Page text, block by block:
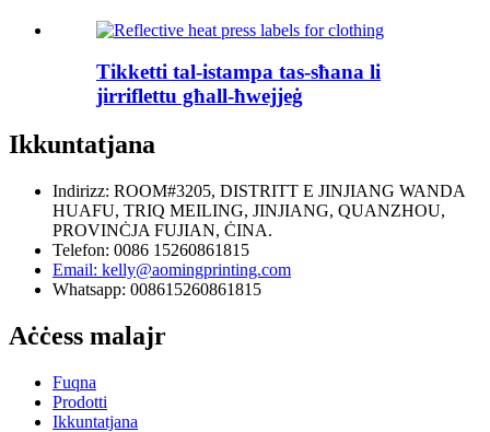
Tikketti tal-istampa tas-sħana li
jirriflettu għall-ħwejjeġ
Ikkuntatjana
Indirizz: ROOM#3205, DISTRITT E JINJIANG WANDA
HUAFU, TRIQ MEILING, JINJIANG, QUANZHOU,
PROVINĊJA FUJIAN, ĊINA.
Telefon: 0086 15260861815
Email: kelly@aomingprinting.com
Whatsapp: 008615260861815
Aċċess malajr
Fuqna
Prodotti
Ikkuntatjana